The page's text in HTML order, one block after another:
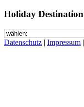
Holiday Destination
Datenschutz | Impressum |